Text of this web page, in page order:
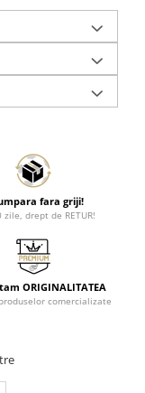
fara griji!
zile, drept de RETUR!
ORIGINALITATEA
comercializate